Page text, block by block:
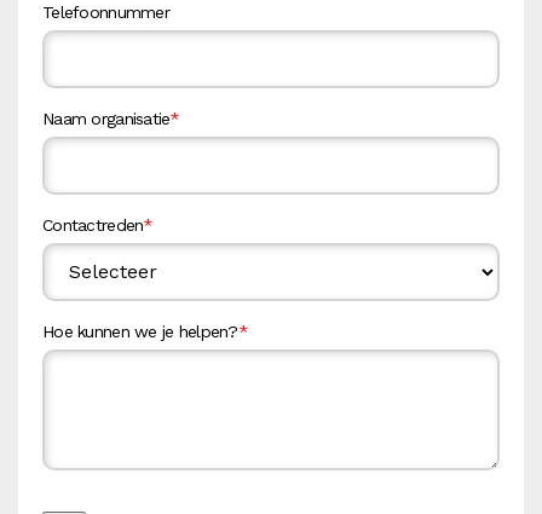
Telefoonnummer
Naam organisatie*
Contactreden*
Hoe kunnen we je helpen?*